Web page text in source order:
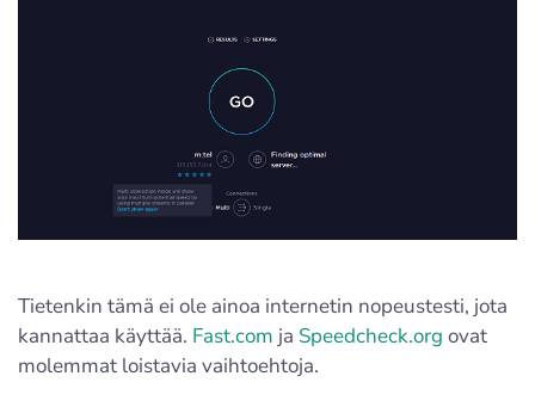
Tietenkin tämä ei ole ainoa internetin nopeustesti, jota
kannattaa käyttää. Fast.com ja Speedcheck.org ovat
molemmat loistavia vaihtoehtoja.